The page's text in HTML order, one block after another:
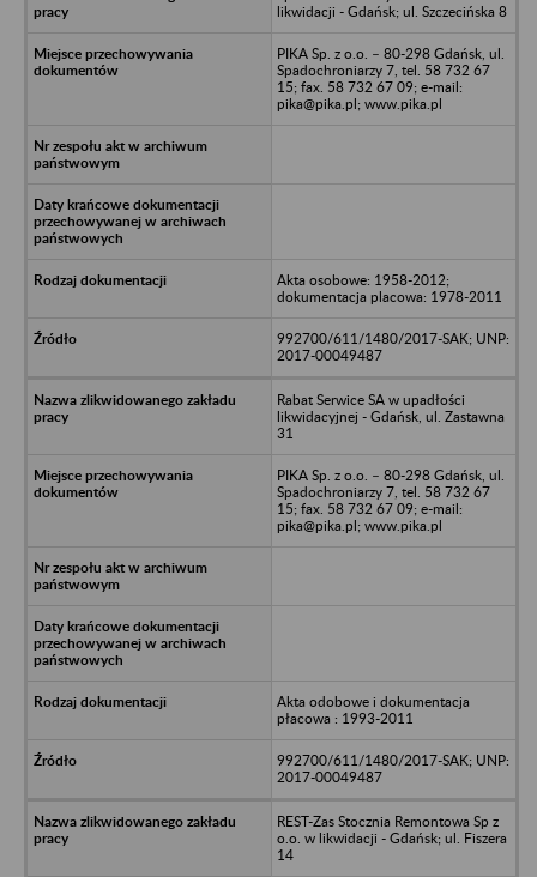
likwidacji - Gdańsk; ul. Szczecińska 8
PIKA Sp. z o.o. – 80-298 Gdańsk, ul.
Spadochroniarzy 7, tel. 58 732 67
15; fax. 58 732 67 09; e-mail:
pika@pika.pl; www.pika.pl
Akta osobowe: 1958-2012;
dokumentacja placowa: 1978-2011
992700/611/1480/2017-SAK; UNP:
2017-00049487
Rabat Serwice SA w upadłości
likwidacyjnej - Gdańsk, ul. Zastawna
31
PIKA Sp. z o.o. – 80-298 Gdańsk, ul.
Spadochroniarzy 7, tel. 58 732 67
15; fax. 58 732 67 09; e-mail:
pika@pika.pl; www.pika.pl
Akta odobowe i dokumentacja
płacowa : 1993-2011
992700/611/1480/2017-SAK; UNP:
2017-00049487
REST-Zas Stocznia Remontowa Sp z
o.o. w likwidacji - Gdańsk; ul. Fiszera
14